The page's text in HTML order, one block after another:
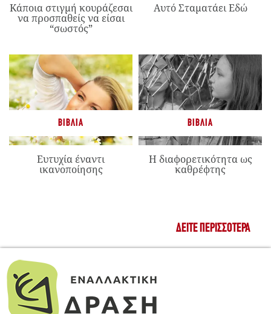
Κάποια στιγμή κουράζεσαι
να προσπαθείς να είσαι
“σωστός”
Αυτό Σταματάει Εδώ
ΒΙΒΛΊΑ
Ευτυχία έναντι
ικανοποίησης
ΒΙΒΛΊΑ
Η διαφορετικότητα ως
καθρέφτης
ΔΕΊΤΕ ΠΕΡΙΣΣΌΤΕΡΑ